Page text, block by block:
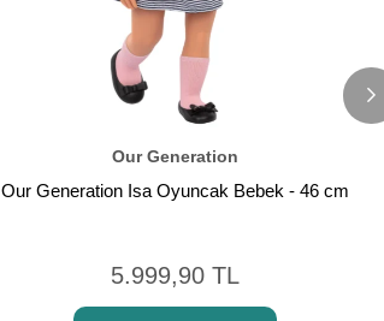
Our Generation
Our Generation Isa Oyuncak Bebek - 46 cm
5.999,90 TL